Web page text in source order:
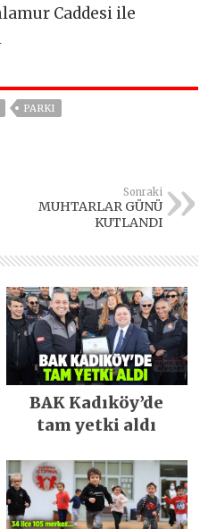
Caddesi ile
PARKI
Sonraki
MUHTARLAR GÜNÜ
KUTLANDI
BAK Kadıköy’de
tam yetki aldı